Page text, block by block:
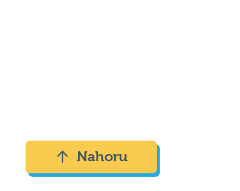
Nahoru